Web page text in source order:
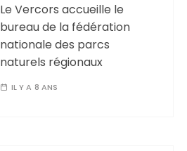
Le Vercors accueille le
bureau de la fédération
nationale des parcs
naturels régionaux
IL Y A 8 ANS